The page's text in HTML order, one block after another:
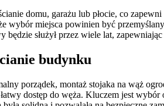
domu, garażu lub płocie, co
miejsca powinien być
służył przez wiele lat,
budynku
porządek, montaż stojaka na wąż
dostęp do węża. Kluczem jest